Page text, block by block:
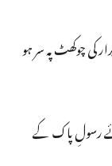
چوکھٹ پہ سر ہو
رسولِ پاک کے